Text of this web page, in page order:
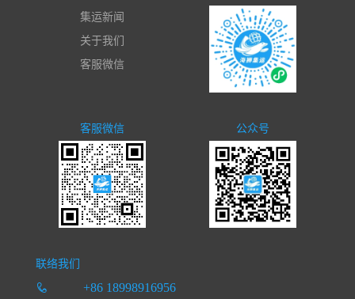
集运新闻
关于我们
客服微信
客服微信 公众号
联络我们
+86 18998916956